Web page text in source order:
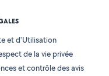
et d'Utilisation
de la vie privée
et contrôle des avis